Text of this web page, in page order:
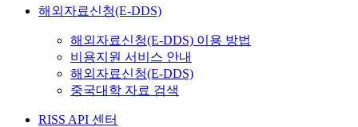
해외자료신청(E-DDS)
해외자료신청(E-DDS) 이용 방법
비용지원 서비스 안내
해외자료신청(E-DDS)
중국대학 자료 검색
RISS API 센터